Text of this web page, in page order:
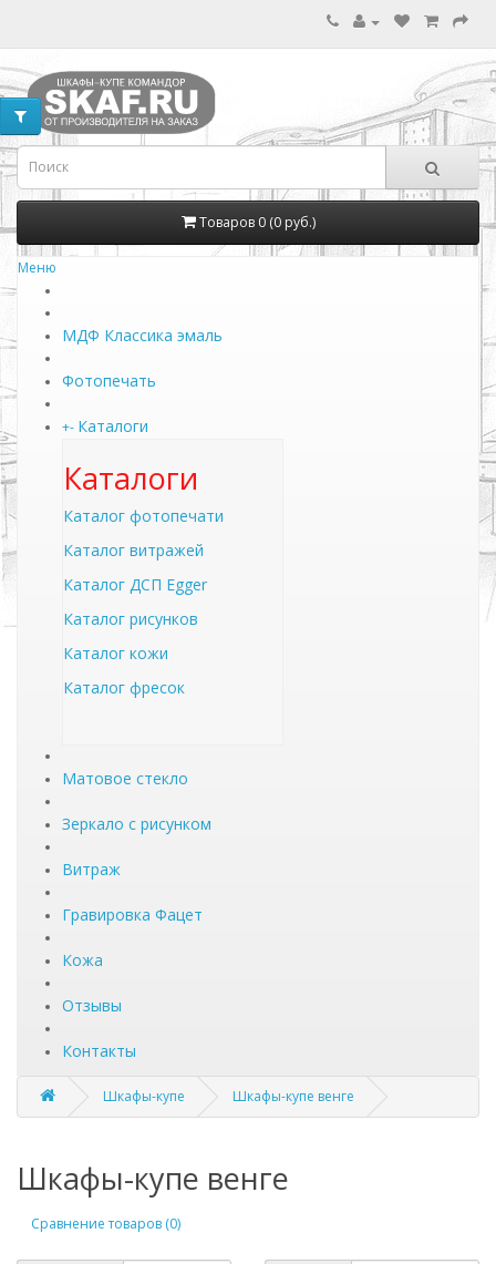
Товаров 0 (0 руб.)
Меню
МДФ Классика эмаль
Фотопечать
+- Каталоги
Каталоги
Каталог фотопечати
Каталог витражей
Каталог ДСП Egger
Каталог рисунков
Каталог кожи
Каталог фресок
Матовое стекло
Зеркало с рисунком
Витраж
Гравировка Фацет
Кожа
Отзывы
Контакты
Шкафы-купе Шкафы-купе венге
Шкафы-купе венге
Сравнение товаров (0)